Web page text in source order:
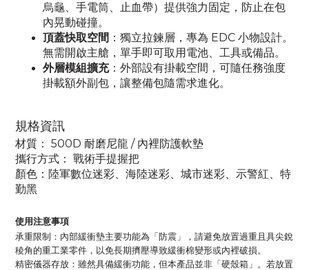
烏龜、手電筒、止血帶）提供強力固定，防止在包
內晃動碰撞。
頂蓋快取空間 ： 獨立拉鍊層，專為 EDC 小物設計。
無需開啟主艙，單手即可取用電池、工具或備品。
外層模組擴充： 外部設有掛載空間，可隨任務強度
掛載額外副包，讓整備包隨需求進化。
規格資訊
材質： 500D 耐磨尼龍 / 內裡防護軟墊
攜行方式： 戰術手提握把
顏色：陸軍數位迷彩、海陸迷彩、城市迷彩、示警紅、特
勤黑
使用注意事項
承重限制：內部緩衝墊主要功能為「防震」，請避免放置過重且具尖銳
稜角的重工業零件，以免長期擠壓導致緩衝棉變形或內裡破損。
精密儀器存放：雖然具備緩衝功能，但本產品並非「硬殼箱」。若放置